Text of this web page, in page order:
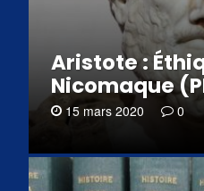
Aristote :
Nicomaque
15 mars 2020 0